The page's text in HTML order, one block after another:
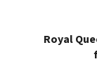
Royal